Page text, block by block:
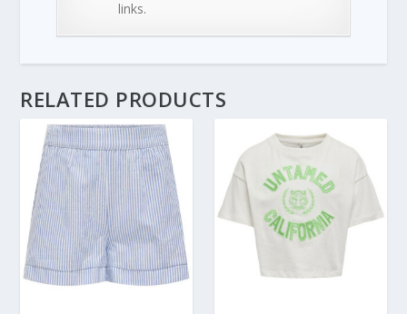
links.
RELATED PRODUCTS